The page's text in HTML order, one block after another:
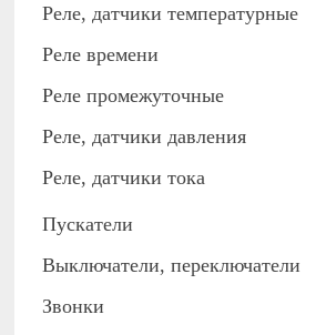
Реле, датчики температурные
Реле времени
Реле промежуточные
Реле, датчики давления
Реле, датчики тока
Пускатели
Выключатели, переключатели
Звонки